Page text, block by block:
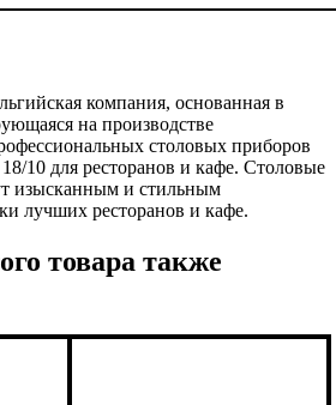
компания, основанная в
на производстве
столовых приборов
10 для ресторанов и кафе. Столовые
изысканным и стильным
лучших ресторанов и кафе.
товара также